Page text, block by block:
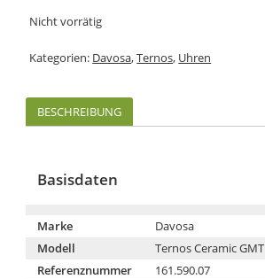
Nicht vorrätig
Kategorien: Davosa,Ternos, Uhren
BESCHREIBUNG
Basisdaten
Marke
Davosa
Modell
Ternos Ceramic GMT
Referenznummer
161.590.07